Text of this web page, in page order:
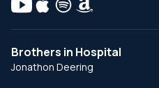
Brothers in Hospital
Jonathon Deering